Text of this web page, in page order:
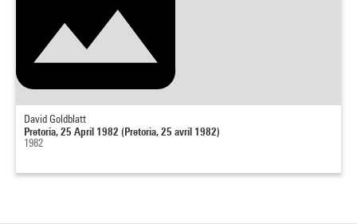
David Goldblatt
Pretoria, 25 April 1982 (Pretoria, 25 avril 1982)
1982